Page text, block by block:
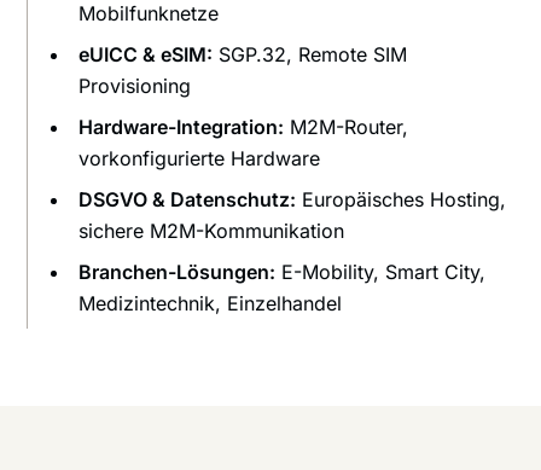
Mobilfunknetze
eUICC & eSIM: SGP.32, Remote SIM
Provisioning
Hardware-Integration: M2M-Router,
vorkonfigurierte Hardware
DSGVO & Datenschutz: Europäisches Hosting,
sichere M2M-Kommunikation
Branchen-Lösungen: E-Mobility, Smart City,
Medizintechnik, Einzelhandel